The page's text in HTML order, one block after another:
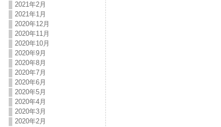
2021年2月
2021年1月
2020年12月
2020年11月
2020年10月
2020年9月
2020年8月
2020年7月
2020年6月
2020年5月
2020年4月
2020年3月
2020年2月